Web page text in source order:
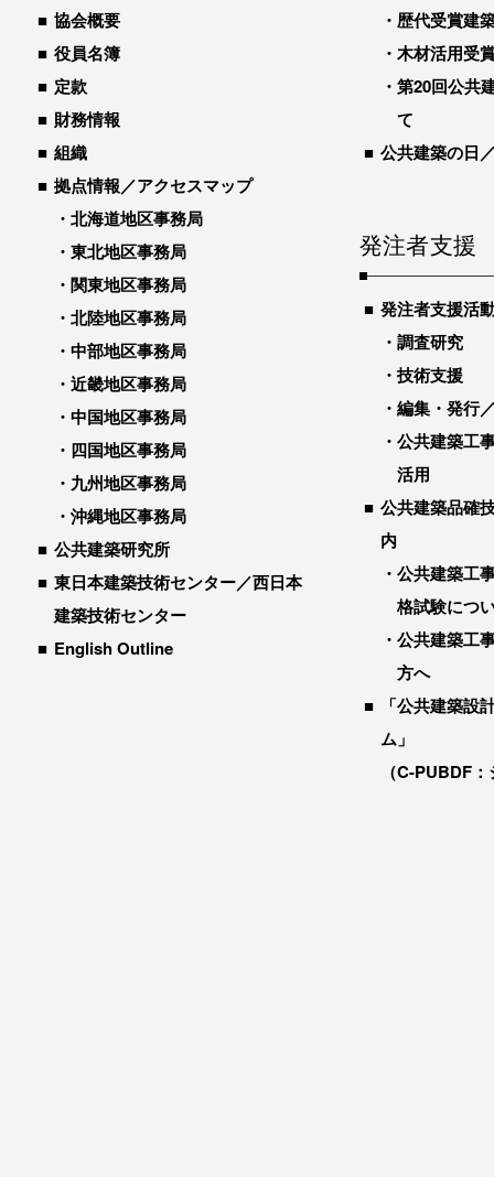
協会概要
役員名簿
定款
財務情報
組織
拠点情報／アクセスマップ
北海道地区事務局
東北地区事務局
関東地区事務局
北陸地区事務局
中部地区事務局
近畿地区事務局
中国地区事務局
四国地区事務局
九州地区事務局
沖縄地区事務局
公共建築研究所
東日本建築技術センター／西日本
建築技術センター
English Outline
歴代受賞建
木材活用受
第20回公共
て
公共建築の日
発注者支援
発注者支援活
調査研究
技術支援
編集・発行
公共建築工
活用
公共建築品確
内
公共建築工
格試験につ
公共建築工
方へ
「公共建築設
ム」
（C-PUBDF